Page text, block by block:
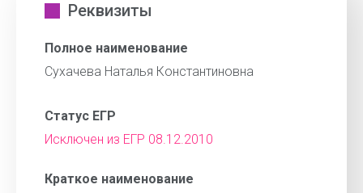
Реквизиты
Полное наименование
Сухачева Наталья Константиновна
Статус ЕГР
Исключен из ЕГР 08.12.2010
Краткое наименование